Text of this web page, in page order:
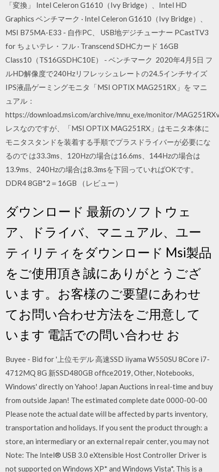
「変換」 Intel Celeron G1610（Ivy Bridge）、Intel HD
Graphics ベンチマーク · Intel Celeron G1610（Ivy Bridge）、
MSI B75MA-E33 - 自作PC、 USB地デジチューナー PCastTV3
for ちょいテレ・フル · Transcend SDHCカード 16GB
Class10（TS16GSDHC10E） - ベンチマーク 2020年4月5日 フ
ルHD解像度で240Hzリフレッシュレートの24.5インチサイズ
IPS液晶ゲーミングモニタ「MSI OPTIX MAG251RX」を マニ
ュアル：
https://download.msi.com/archive/mnu_exe/monitor/
レスなのですが、「MSI OPTIX MAG251RX」はモニタ本体に
モニタスタンドを装着する手順でプラスドライバーが必要にな
るので は33.3ms、120Hzの場合は16.6ms、144Hzの場合は
13.9ms、240Hzの場合は8.3msを下回っていればOKです。
DDR4 8GB*2＝16GB （レビュー）
ダウンロード 最新のソフトウェ
ア、ドライバ、マニュアル、ユー
ティリティをダウンロード Msi製品
をご使用頂き誠にありがとうござ
います。お客様のご要望にあわせ
てお問い合わせ方法をご用意して
います 電話での問い合わせ お
Buyee - Bid for '上位モデル 高速SSD iiyama W550SU 8Core i7-
4712MQ 8G 新SSD480GB office2019, Other, Notebooks,
Windows' directly on Yahoo! Japan Auctions in real-time and buy
from outside Japan! The estimated complete date 0000-00-00
Please note the actual date will be affected by parts inventory,
transportation and holidays. If you sent the product through: a
store, an intermediary or an external repair center, you may not
Note: The Intel® USB 3.0 eXtensible Host Controller Driver is
not supported on Windows XP* and Windows Vista*. This is a